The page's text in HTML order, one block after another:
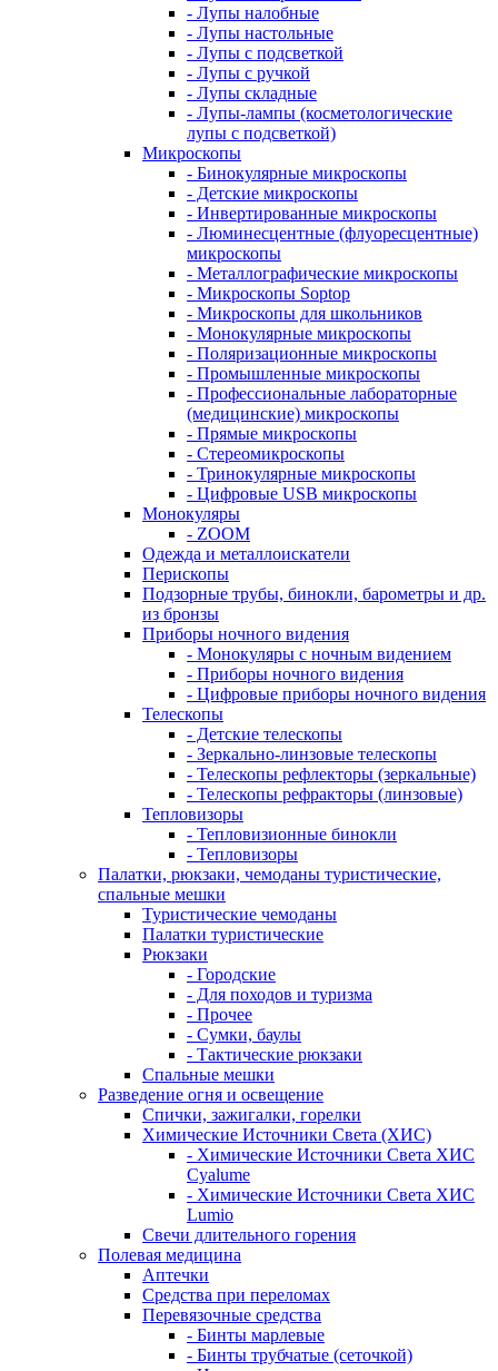
- Лупы налобные
- Лупы настольные
- Лупы с подсветкой
- Лупы с ручкой
- Лупы складные
- Лупы-лампы (косметологические
лупы с подсветкой)
Микроскопы
- Бинокулярные микроскопы
- Детские микроскопы
- Инвертированные микроскопы
- Люминесцентные (флуоресцентные)
микроскопы
- Металлографические микроскопы
- Микроскопы Soptop
- Микроскопы для школьников
- Монокулярные микроскопы
- Поляризационные микроскопы
- Промышленные микроскопы
- Профессиональные лабораторные
(медицинские) микроскопы
- Прямые микроскопы
- Стереомикроскопы
- Тринокулярные микроскопы
- Цифровые USB микроскопы
Монокуляры
- ZOOM
Одежда и металлоискатели
Перископы
Подзорные трубы, бинокли, барометры и др.
из бронзы
Приборы ночного видения
- Монокуляры с ночным видением
- Приборы ночного видения
- Цифровые приборы ночного видения
Телескопы
- Детские телескопы
- Зеркально-линзовые телескопы
- Телескопы рефлекторы (зеркальные)
- Телескопы рефракторы (линзовые)
Тепловизоры
- Тепловизионные бинокли
- Тепловизоры
Палатки, рюкзаки, чемоданы туристические,
спальные мешки
Туристические чемоданы
Палатки туристические
Рюкзаки
- Городские
- Для походов и туризма
- Прочее
- Сумки, баулы
- Тактические рюкзаки
Спальные мешки
Разведение огня и освещение
Спички, зажигалки, горелки
Химические Источники Света (ХИС)
- Химические Источники Света ХИС
Cyalume
- Химические Источники Света ХИС
Lumio
Свечи длительного горения
Полевая медицина
Аптечки
Средства при переломах
Перевязочные средства
- Бинты марлевые
- Бинты трубчатые (сеточкой)